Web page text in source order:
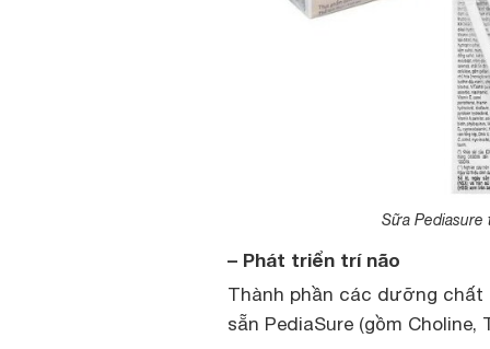
Sữa Pediasure
– Phát triển trí não
Thành phần các dưỡng
sẵn PediaSure (gồm Choline,